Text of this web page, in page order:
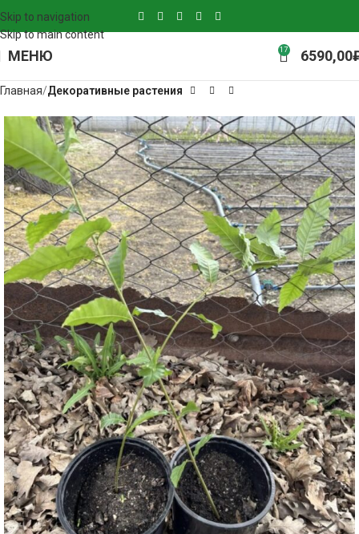
Skip to navigation
Skip to main content
МЕНЮ 17 6590,00
Главная Декоративные растения